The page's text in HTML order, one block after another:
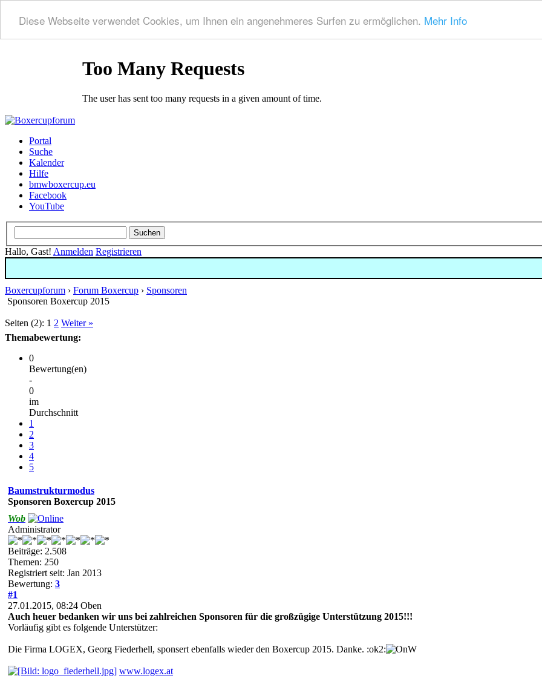
Diese Webseite verwendet Cookies, um Ihnen ein angenehmeres Surfen zu ermöglichen. Mehr Info
Portal
Suche
Kalender
Hilfe
bmwboxercup.eu
Facebook
YouTube
Hallo, Gast! Anmelden Registrieren
Boxercupforum › Forum Boxercup › Sponsoren
Sponsoren Boxercup 2015
Seiten (2): 1 2 Weiter »
Themabewertung:
0
Bewertung(en)
-
0
im
Durchschnitt
1
2
3
4
5
Baumstrukturmodus
Sponsoren Boxercup 2015
Wob
Administrator
Beiträge: 2.508
Themen: 250
Registriert seit: Jan 2013
Bewertung: 3
#1
27.01.2015, 08:24 Oben
Auch heuer bedanken wir uns bei zahlreichen Sponsoren für die großzügige Unterstützung 2015!!!
Vorläufig gibt es folgende Unterstützer:
Die Firma LOGEX, Georg Fiederhell, sponsert ebenfalls wieder den Boxercup 2015. Danke. :ok2:
www.logex.at